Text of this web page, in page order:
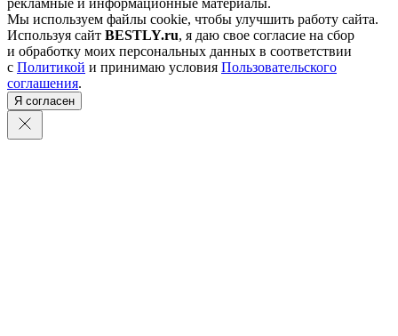
рекламные и информационные материалы.
Мы используем файлы cookie, чтобы улучшить работу сайта.
Используя сайт BESTLY.ru, я даю свое согласие на сбор
и обработку моих персональных данных в соответствии
с Политикой и принимаю условия Пользовательского
соглашения.
Я согласен